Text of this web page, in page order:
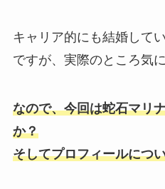
キャリア的にも結婚して
ですが、実際のところ気
なので、今回は蛇石マリ
か？
そしてプロフィールにつ